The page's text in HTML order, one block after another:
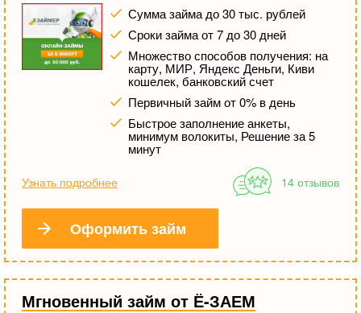
Сумма займа до 30 тыс. рублей
Сроки займа от 7 до 30 дней
Множество способов получения: на
карту, МИР, Яндекс Деньги, Киви
кошелек, банковский счет
Первичный займ от 0% в день
Быстрое заполнение анкеты,
минимум волокиты, Решение за 5
минут
Узнать подробнее 14 отзывов
Оформить займ
Мгновенный займ от Ё-ЗАЕМ